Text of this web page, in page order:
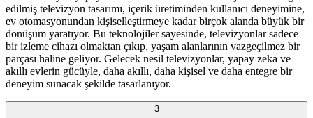
edilmiş televizyon tasarımı, içerik üretiminden kullanıcı deneyimine,
ev otomasyonundan kişiselleştirmeye kadar birçok alanda büyük bir
dönüşüm yaratıyor. Bu teknolojiler sayesinde, televizyonlar sadece
bir izleme cihazı olmaktan çıkıp, yaşam alanlarının vazgeçilmez bir
parçası haline geliyor. Gelecek nesil televizyonlar, yapay zeka ve
akıllı evlerin gücüyle, daha akıllı, daha kişisel ve daha entegre bir
deneyim sunacak şekilde tasarlanıyor.
3